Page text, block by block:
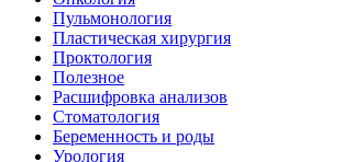
Пульмонология
Пластическая хирургия
Проктология
Полезное
Расшифровка анализов
Стоматология
Беременность и роды
Урология